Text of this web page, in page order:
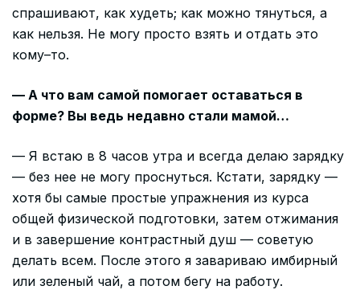
спрашивают, как худеть; как можно тянуться, а
как нельзя. Не могу просто взять и отдать это
кому–то.
— А что вам самой помогает оставаться в
форме? Вы ведь недавно стали мамой…
— Я встаю в 8 часов утра и всегда делаю зарядку
— без нее не могу проснуться. Кстати, зарядку —
хотя бы самые простые упражнения из курса
общей физической подготовки, затем отжимания
и в завершение контрастный душ — советую
делать всем. После этого я завариваю имбирный
или зеленый чай, а потом бегу на работу.